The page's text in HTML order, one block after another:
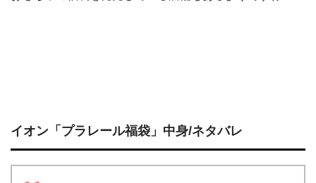
イオン「プラレール福袋」中身/ネタバレ